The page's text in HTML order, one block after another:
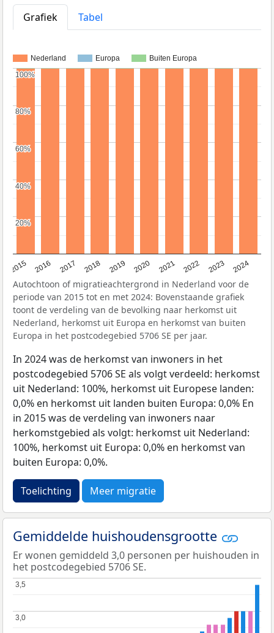
Grafiek
Tabel
Nederland Europa Buiten Europa
2015 2016 2017 2018 2019 2020 2021 2022 2023 2024
20%
20%
40%
40%
60%
60%
80%
80%
100%
100%
Autochtoon of migratieachtergrond in Nederland voor de
periode van 2015 tot en met 2024: Bovenstaande grafiek
toont de verdeling van de bevolking naar herkomst uit
Nederland, herkomst uit Europa en herkomst van buiten
Europa in het postcodegebied 5706 SE per jaar.
In 2024 was de herkomst van inwoners in het
postcodegebied 5706 SE als volgt verdeeld: herkomst
uit Nederland: 100%, herkomst uit Europese landen:
0,0% en herkomst uit landen buiten Europa: 0,0% En
in 2015 was de verdeling van inwoners naar
herkomstgebied als volgt: herkomst uit Nederland:
100%, herkomst uit Europa: 0,0% en herkomst van
buiten Europa: 0,0%.
Toelichting Meer migratie
Gemiddelde huishoudensgrootte
Er wonen gemiddeld 3,0 personen per huishouden in
het postcodegebied 5706 SE.
3,0
3,0
3,5
3,5